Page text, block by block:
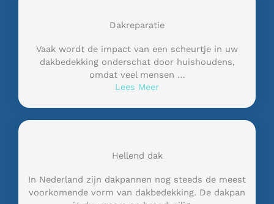
Dakreparatie
Vaak wordt de impact van een scheurtje in uw
dakbedekking onderschat door huishoudens,
omdat veel mensen …
Lees Meer
Hellend dak
In Nederland zijn dakpannen nog steeds de meest
voorkomende vorm van dakbedekking. De dakpan